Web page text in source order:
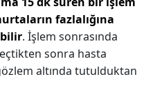
fazlalığına
. İşlem sonrasında
sonra hasta
altında tutulduktan